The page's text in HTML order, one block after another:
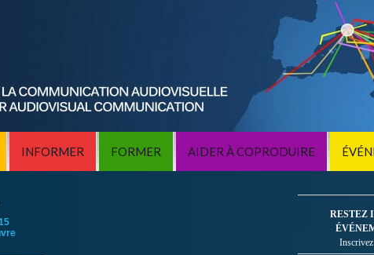
INFORMER FORMER AIDER À COPRODUIRE
RESTEZ